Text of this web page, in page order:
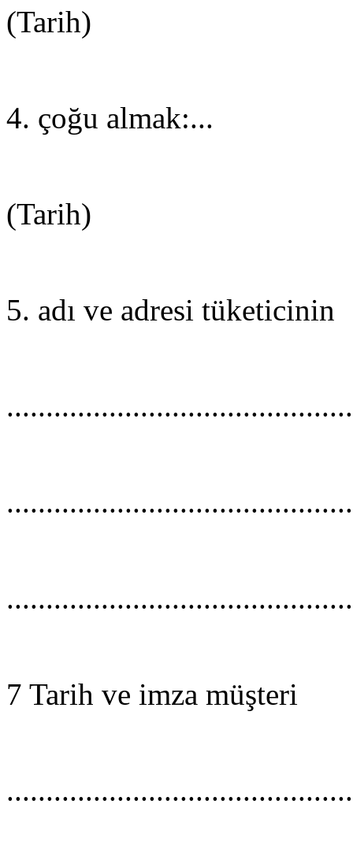
(Tarih)
4. çoğu almak:...
(Tarih)
5. adı ve adresi tüketicinin
7 Tarih ve imza müşteri